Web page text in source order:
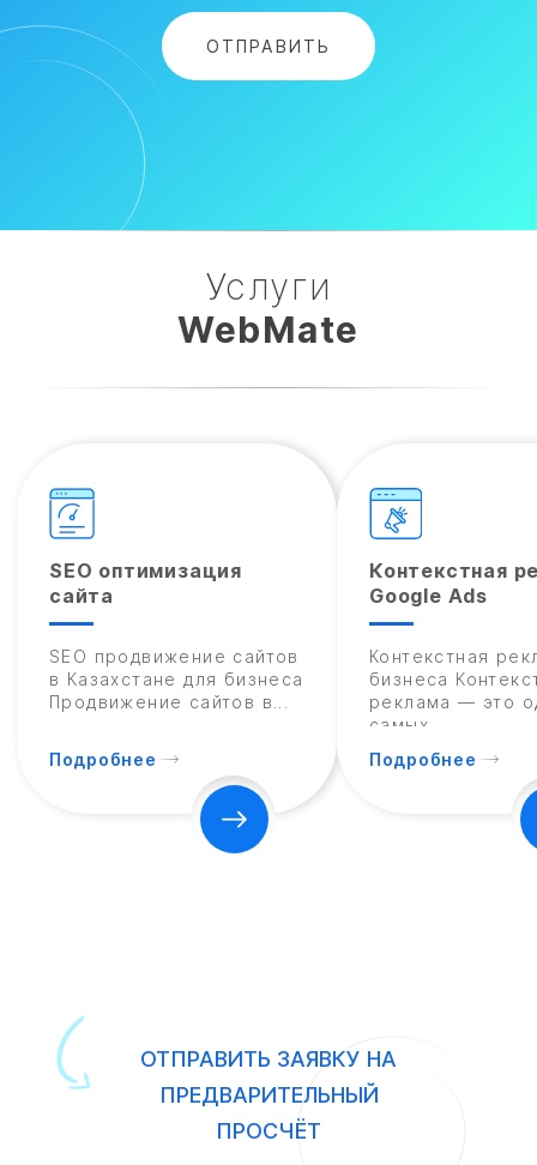
Услуги
WebMate
SEO оптимизация
сайта
SEO продвижение сайтов
в Казахстане для бизнеса
Продвижение сайтов в...
Подробнее
Контекстная
Google Ads
Контекстная
бизнеса
реклама — это
самых...
Подробнее
ОТПРАВИТЬ ЗАЯВКУ НА
ПРЕДВАРИТЕЛЬНЫЙ
ПРОСЧЁТ